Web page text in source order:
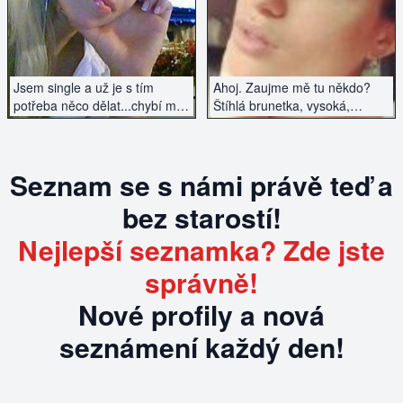
Jsem single a už je s tím
potřeba něco dělat...chybí mi
mužská náruč.
Ahoj. Zaujme mě tu někdo?
Štíhlá brunetka, vysoká,
hledám milence.
Seznam se s námi právě teď a
bez starostí!
Nejlepší seznamka? Zde jste
správně!
Nové profily a nová
seznámení každý den!